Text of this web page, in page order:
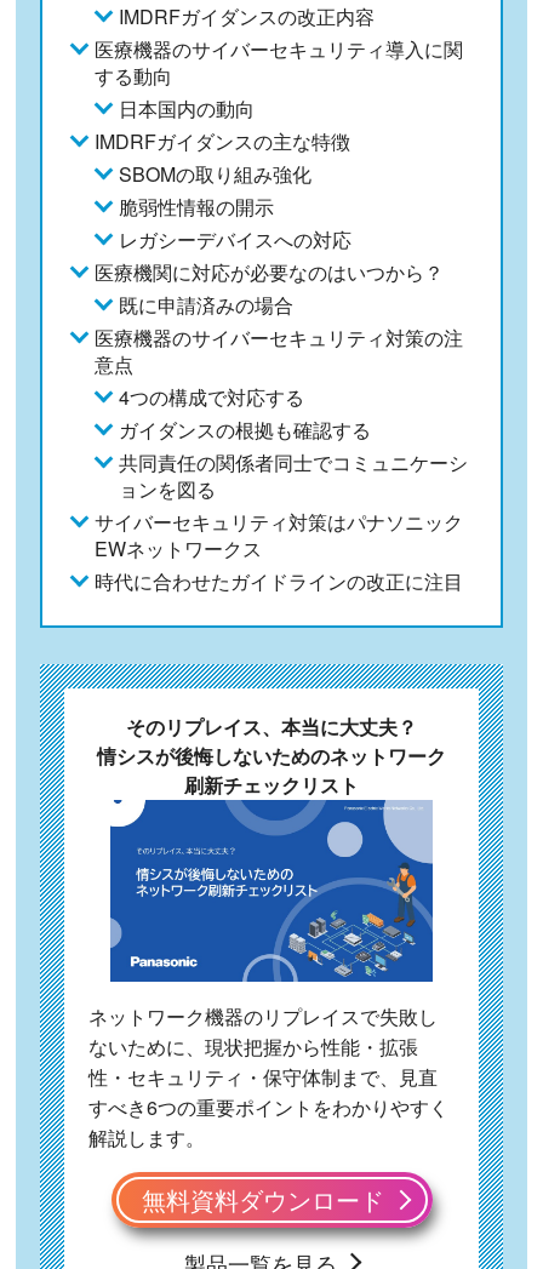
IMDRFガイダンスの改正内容
医療機器のサイバーセキュリティ導入に関
する動向
日本国内の動向
IMDRFガイダンスの主な特徴
SBOMの取り組み強化
脆弱性情報の開示
レガシーデバイスへの対応
医療機関に対応が必要なのはいつから？
既に申請済みの場合
医療機器のサイバーセキュリティ対策の注
意点
4つの構成で対応する
ガイダンスの根拠も確認する
共同責任の関係者同士でコミュニケーシ
ョンを図る
サイバーセキュリティ対策はパナソニック
EWネットワークス
時代に合わせたガイドラインの改正に注目
そのリプレイス、本当に大丈夫？
情シスが後悔しないためのネットワーク
刷新チェックリスト
ネットワーク機器のリプレイスで失敗し
ないために、現状把握から性能・拡張
性・セキュリティ・保守体制まで、見直
すべき6つの重要ポイントをわかりやすく
解説します。
無料資料ダウンロード